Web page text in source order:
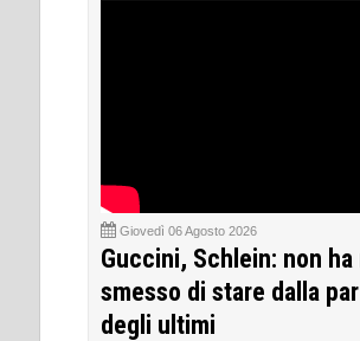
Giovedì 06 Agosto 2026
Guccini, Schlein: non ha
smesso di stare dalla
degli ultimi